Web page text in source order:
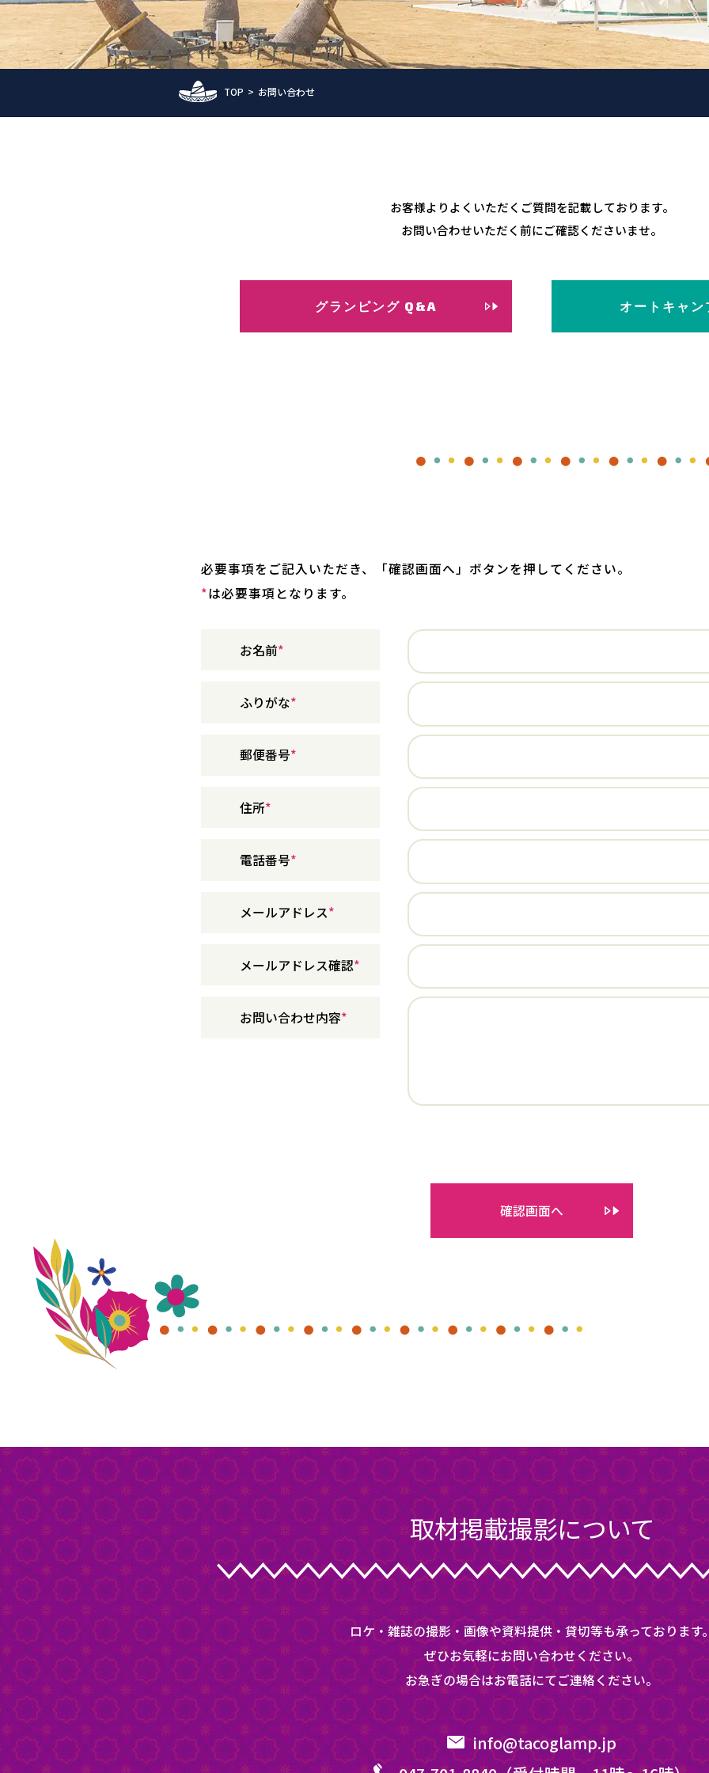
TOP お問い合わせ
お客様よりよくいただくご質問を記載しております。
お問い合わせいただく前にご確認くださいませ。
グランピング Q&A オートキャ
必要事項をご記入いただき、
「確認画面へ」ボタンを押してください。
*は必要事項となります。
お名前
ふりがな
郵便番号
住所
電話番号
メールアドレス
メールアドレス確認
お問い合わせ内容
確認画面へ
取材掲載撮影について
ロケ・雑誌の撮影・画像や資料提供・貸切等も承っております
ぜひお気軽にお問い合わせください。
お急ぎの場合はお電話にてご連絡ください。
info@tacoglamp.jp​